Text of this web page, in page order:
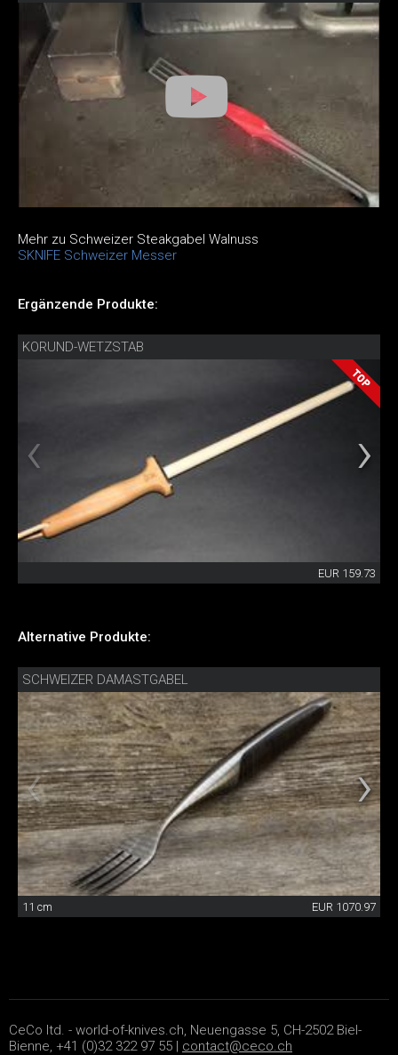
Mehr zu Schweizer Steakgabel Walnuss
SKNIFE Schweizer Messer
Ergänzende Produkte:
KORUND-WETZSTAB
EUR 159.73
Alternative Produkte:
SCHWEIZER DAMASTGABEL
11 cm EUR 1070.97
CeCo ltd. - world-of-knives.ch, Neuengasse 5, CH-2502 Biel-
Bienne, +41 (0)32 322 97 55 | contact@ceco.ch